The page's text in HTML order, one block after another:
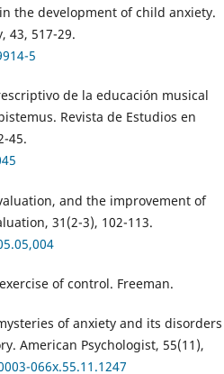
the development of child anxiety.
43, 517-29.
5
de la educación musical
Revista de Estudios en
45.
and the improvement of
31(2-3), 102-113.
of control. Freeman.
of anxiety and its disorders
American Psychologist, 55(11),
066x.55.11.1247